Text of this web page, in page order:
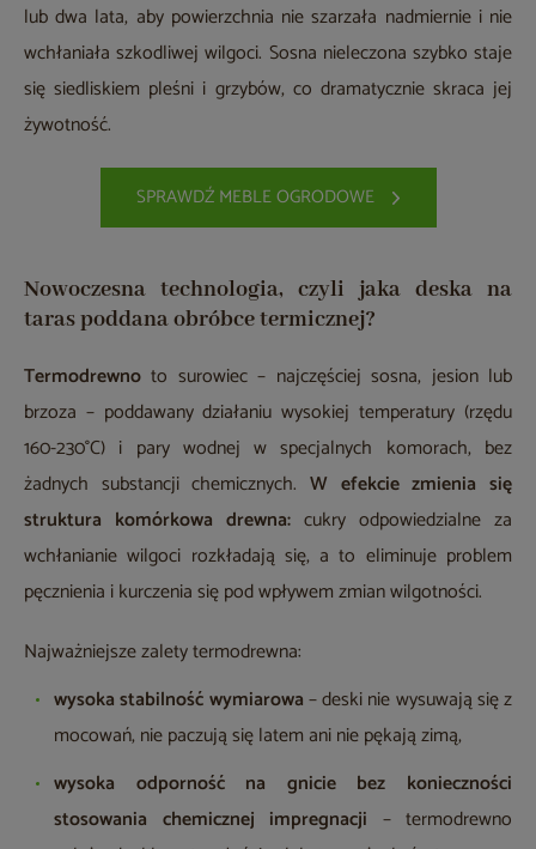
lub dwa lata, aby powierzchnia nie szarzała nadmiernie i nie
wchłaniała szkodliwej wilgoci. Sosna nieleczona szybko staje
się siedliskiem pleśni i grzybów, co dramatycznie skraca jej
żywotność.
SPRAWDŹ MEBLE OGRODOWE
Nowoczesna technologia, czyli jaka deska na
taras poddana obróbce termicznej?
Termodrewno to surowiec – najczęściej sosna, jesion lub
brzoza – poddawany działaniu wysokiej temperatury (rzędu
160-230°C) i pary wodnej w specjalnych komorach, bez
żadnych substancji chemicznych. W efekcie zmienia się
struktura komórkowa drewna: cukry odpowiedzialne za
wchłanianie wilgoci rozkładają się, a to eliminuje problem
pęcznienia i kurczenia się pod wpływem zmian wilgotności.
Najważniejsze zalety termodrewna:
wysoka stabilność wymiarowa– deski nie wysuwają się z
mocowań, nie paczują się latem ani nie pękają zimą,
wysoka odporność na gnicie bez konieczności
stosowania chemicznej impregnacji – termodrewno